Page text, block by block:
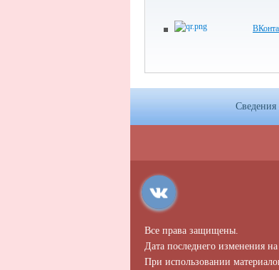
Сведения
Все права защищены.
Дата последнего изменения
При использовании